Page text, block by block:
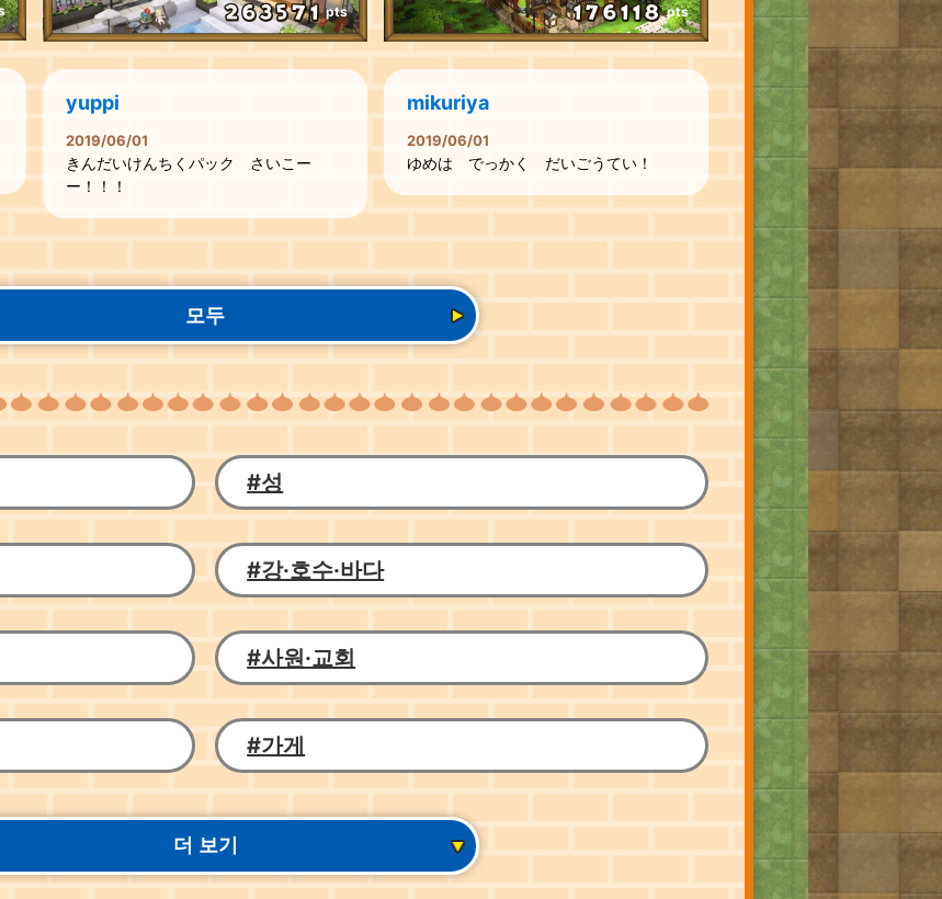
pts
yuppi
2019/06/01
きんだいけんちくパック さいこー
ー！！！
pts
mikuriya
2019/06/01
ゆめは でっかく だいごうてい！
모두
#성
#강·호수·바다
#사원·교회
#가게
더 보기